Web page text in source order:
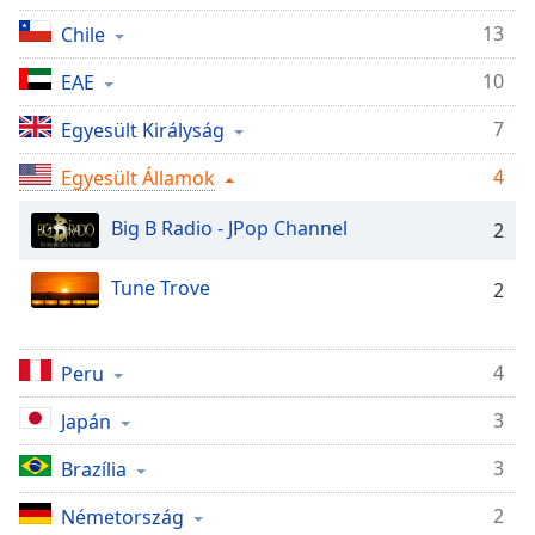
Time-
1x
Playback
Rate
Chapters
Descriptions
off,
selected
Subtitles
subtitles
settings,
Chile
13
EAE
10
Egyesült Királyság
7
Egyesült Államok
4
Big B Radio - JPop Channel
2
Tune Trove 2
Peru
4
Japán
3
Brazília
3
Németország
2